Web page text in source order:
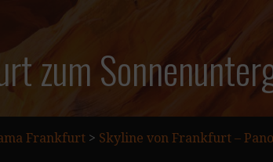
zum
Frankfurt > Skyline von Frankfurt –